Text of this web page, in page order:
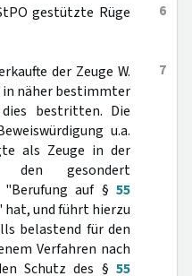
6
gestützte Rüge
7
der Zeuge W.
näher bestimmter
bestritten. Die
u.a.
als Zeuge in der
den gesondert
auf § 55
hat, und führt hierzu
belastend für den
Verfahren nach
Schutz des § 55